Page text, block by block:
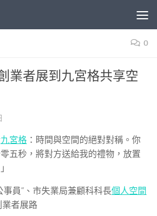
0
業者展到九宮格共享空
九宮格 ：時間與空間的絕對對稱。你
五秒，將對方送給我的禮物，放置
事員”、市失業局兼顧科科長個人空間
業者展路